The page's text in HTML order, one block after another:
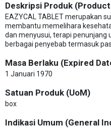
Deskripsi Produk
EAZYCAL TABLET merupakan
membantu memelihara
dan menyusui, terapi penunjang
berbagai penyebab termasuk
Masa Berlaku (Expired
1 Januari 1970
Satuan Produk (UoM)
box
Indikasi Umum (General